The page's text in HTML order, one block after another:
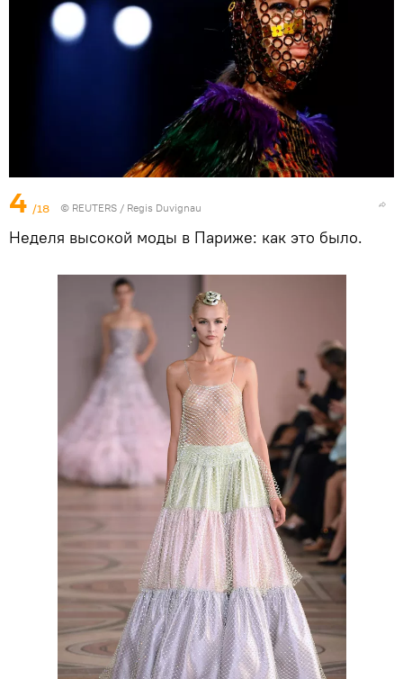
4 /18 © REUTERS / Regis Duvignau
Неделя высокой моды в Париже: как это было.